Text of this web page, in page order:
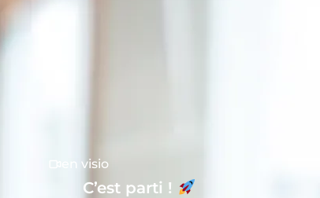
en visio
C’est parti !